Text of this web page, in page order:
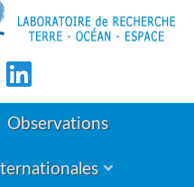
Observations